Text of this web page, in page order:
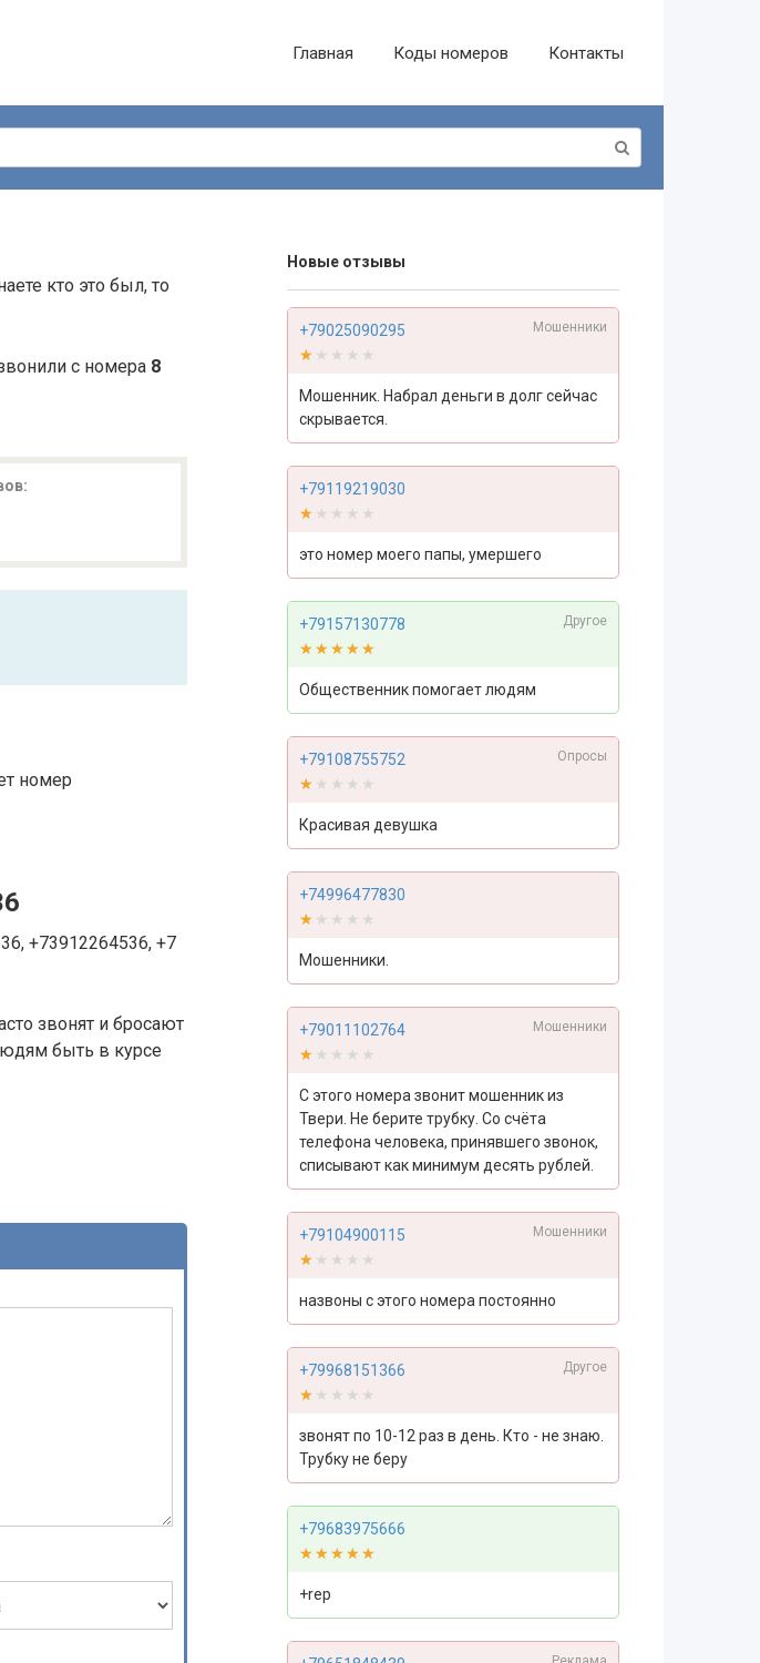
Главная Коды номеров Контакты
кто это был, то
с номера 8
номер
+73912264536, +7
звонят и бросают
быть в курсе
Новые отзывы
+79025090295 Мошенники
★★★★★
★★★★★
Мошенник. Набрал деньги в долг сейчас
скрывается.
+79119219030
★★★★★
★★★★★
это номер моего папы, умершего
+79157130778 Другое
★★★★★
★★★★★
Общественник помогает людям
+79108755752 Опросы
★★★★★
★★★★★
Красивая девушка
+74996477830
★★★★★
★★★★★
Мошенники.
+79011102764 Мошенники
★★★★★
★★★★★
С этого номера звонит мошенник из
Твери. Не берите трубку. Со счёта
телефона человека, принявшего звонок,
списывают как минимум десять рублей.
+79104900115 Мошенники
★★★★★
★★★★★
назвоны с этого номера постоянно
+79968151366 Другое
★★★★★
★★★★★
звонят по 10-12 раз в день. Кто - не знаю.
Трубку не беру
+79683975666
★★★★★
★★★★★
+rep